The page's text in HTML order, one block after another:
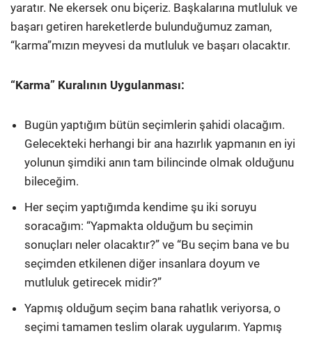
yaratır. Ne ekersek onu biçeriz. Başkalarına mutluluk ve
başarı getiren hareketlerde bulunduğumuz zaman,
“karma”mızın meyvesi da mutluluk ve başarı olacaktır.
“Karma” Kuralının Uygulanması:
Bugün yaptığım bütün seçimlerin şahidi olacağım.
Gelecekteki herhangi bir ana hazırlık yapmanın en iyi
yolunun şimdiki anın tam bilincinde olmak olduğunu
bileceğim.
Her seçim yaptığımda kendime şu iki soruyu
soracağım: “Yapmakta olduğum bu seçimin
sonuçları neler olacaktır?” ve “Bu seçim bana ve bu
seçimden etkilenen diğer insanlara doyum ve
mutluluk getirecek midir?”
Yapmış olduğum seçim bana rahatlık veriyorsa, o
seçimi tamamen teslim olarak uygularım. Yapmış